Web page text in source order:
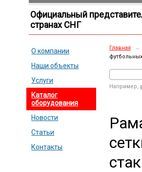
Официальный
странах СНГ
О компании
Наши объекты
Услуги
Каталог
оборудования
Новости
Статьи
Контакты
Главная →
Например,